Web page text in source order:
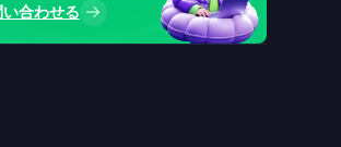
合わせる